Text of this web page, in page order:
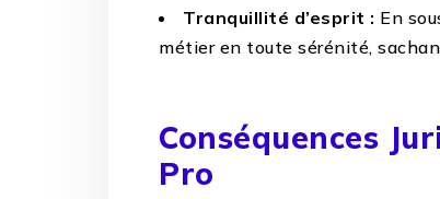
Tranquillité d’esprit : En
métier en toute sérénité,
Conséquences
Pro